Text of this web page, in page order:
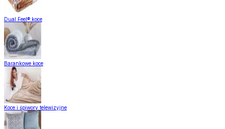
Dual Feel® koce
Barankowe koce
Koce i śpiwory telewizyjne